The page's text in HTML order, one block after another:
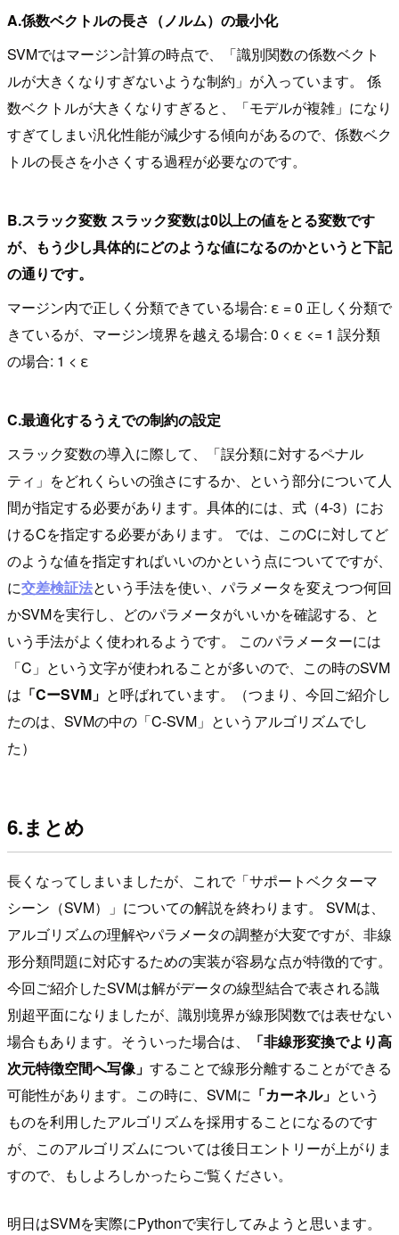
A.係数ベクトルの長さ（ノルム）の最小化
SVMではマージン計算の時点で、「識別関数の係数ベクト
ルが大きくなりすぎないような制約」が入っています。 係
数ベクトルが大きくなりすぎると、「モデルが複雑」になり
すぎてしまい汎化性能が減少する傾向があるので、係数ベク
トルの長さを小さくする過程が必要なのです。
B.スラック変数 スラック変数は0以上の値をとる変数です
が、もう少し具体的にどのような値になるのかというと下記
の通りです。
マージン内で正しく分類できている場合: ε = 0 正しく分類で
きているが、マージン境界を越える場合: 0 < ε <= 1 誤分類
の場合: 1 < ε
C.最適化するうえでの制約の設定
スラック変数の導入に際して、「誤分類に対するペナル
ティ」をどれくらいの強さにするか、という部分について人
間が指定する必要があります。具体的には、式（4-3）にお
けるCを指定する必要があります。 では、このCに対してど
のような値を指定すればいいのかという点についてですが、
に交差検証法という手法を使い、パラメータを変えつつ何回
かSVMを実行し、どのパラメータがいいかを確認する、と
いう手法がよく使われるようです。 このパラメーターには
「C」という文字が使われることが多いので、この時のSVM
は 「CーSVM」 と呼ばれています。（つまり、今回ご紹介し
たのは、SVMの中の「C-SVM」というアルゴリズムでし
た）
6.まとめ
長くなってしまいましたが、これで「サポートベクターマ
シーン（SVM）」についての解説を終わります。 SVMは、
アルゴリズムの理解やパラメータの調整が大変ですが、非線
形分類問題に対応するための実装が容易な点が特徴的です。
今回ご紹介したSVMは解がデータの線型結合で表される識
別超平面になりましたが、識別境界が線形関数では表せない
場合もあります。そういった場合は、
「非線形変換でより高
次元特徴空間へ写像」 することで線形分離することができる
可能性があります。この時に、SVMに 「カーネル」 という
ものを利用したアルゴリズムを採用することになるのです
が、このアルゴリズムについては後日エントリーが上がりま
すので、もしよろしかったらご覧ください。
明日はSVMを実際にPythonで実行してみようと思います。